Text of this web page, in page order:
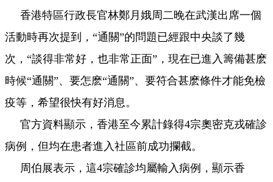
香港特區行政長官林鄭月娥周二晚在武漢出席一個
活動時再次提到，“通關”的問題已經跟中央談了幾
次，“談得非常好，也非常正面”，現在已進入籌備甚麽
時候“通關”、要怎麽“通關”、要符合甚麽條件才能免檢
疫等，希望很快有好消息。
官方資料顯示，香港至今累計錄得4宗奧密克戎確診
病例，但均在患者進入社區前成功攔截。
周伯展表示，這4宗確診均屬輸入病例，顯示香